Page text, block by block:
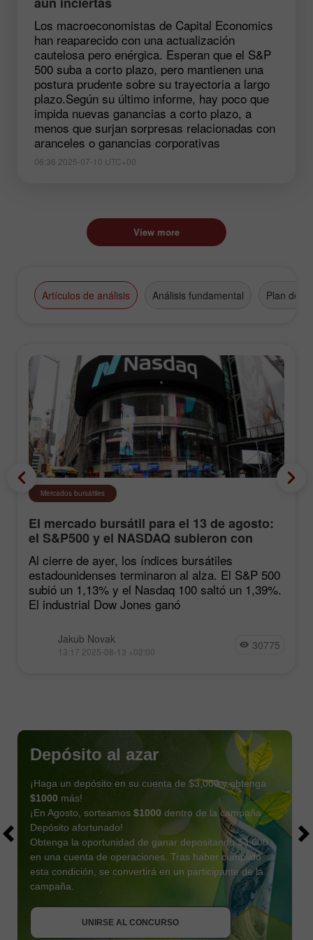
Los macroeconomistas de Capital Economics
han reaparecido con una actualización
cautelosa pero enérgica. Esperan que el S&P
500 suba a corto plazo, pero mantienen una
postura prudente sobre su trayectoria a largo
plazo.Según su último informe, hay poco que
impida nuevas ganancias a corto plazo, a
menos que surjan sorpresas relacionadas con
aranceles o ganancias corporativas
06:36 2025-07-10 UTC+00
View more
Artículos de análisis Análisis fundamental Plan de
Mercados bursátiles
El mercado bursátil para el 13 de agosto:
el S&P500 y el NASDAQ subieron con
fuerza tras las estadísticas de inflación
Al cierre de ayer, los índices bursátiles
estadounidenses terminaron al alza. El S&P 500
subió un 1,13% y el Nasdaq 100 saltó un 1,39%.
El industrial Dow Jones ganó
Jakub Novak
13:17 2025-08-13 +02:00 30775
Depósito al azar
¡Haga un depósito en su cuenta de $3,000 y obtenga
$1000 más!
¡En Agosto, sorteamos $1000 dentro de la campaña
Depósito afortunado!
Obtenga la oportunidad de ganar depositando $3,000
en una cuenta de operaciones. Tras haber cumplido
esta condición, se convertirá en un participante de la
campaña.
UNIRSE AL CONCURSO